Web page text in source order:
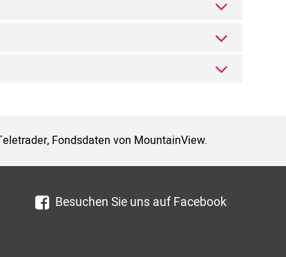
Fondsdaten von MountainView.
Besuchen Sie uns auf Facebook